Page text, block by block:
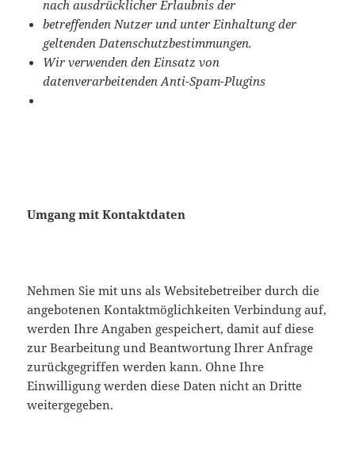
nach ausdrücklicher Erlaubnis der
betreffenden Nutzer und unter Einhaltung der
geltenden Datenschutzbestimmungen.
Wir verwenden den Einsatz von
datenverarbeitenden Anti-Spam-Plugins
Umgang mit Kontaktdaten
Nehmen Sie mit uns als Websitebetreiber durch die
angebotenen Kontaktmöglichkeiten Verbindung auf,
werden Ihre Angaben gespeichert, damit auf diese
zur Bearbeitung und Beantwortung Ihrer Anfrage
zurückgegriffen werden kann. Ohne Ihre
Einwilligung werden diese Daten nicht an Dritte
weitergegeben.